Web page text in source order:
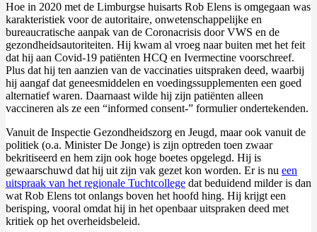
Hoe in 2020 met de Limburgse huisarts Rob Elens is omgegaan was
karakteristiek voor de autoritaire, onwetenschappelijke en
bureaucratische aanpak van de Coronacrisis door VWS en de
gezondheidsautoriteiten. Hij kwam al vroeg naar buiten met het feit
dat hij aan Covid-19 patiënten HCQ en Ivermectine voorschreef.
Plus dat hij ten aanzien van de vaccinaties uitspraken deed, waarbij
hij aangaf dat geneesmiddelen en voedingssupplementen een goed
alternatief waren. Daarnaast wilde hij zijn patiënten alleen
vaccineren als ze een “informed consent-” formulier ondertekenden.
Vanuit de Inspectie Gezondheidszorg en Jeugd, maar ook vanuit de
politiek (o.a. Minister De Jonge) is zijn optreden toen zwaar
bekritiseerd en hem zijn ook hoge boetes opgelegd. Hij is
gewaarschuwd dat hij uit zijn vak gezet kon worden. Er is nu een
uitspraak van het regionale Tuchtcollege dat beduidend milder is dan
wat Rob Elens tot onlangs boven het hoofd hing. Hij krijgt een
berisping, vooral omdat hij in het openbaar uitspraken deed met
kritiek op het overheidsbeleid.